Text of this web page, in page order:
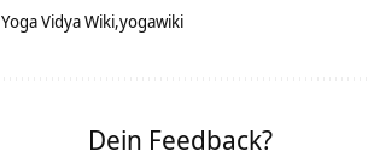
Yoga Vidya Wiki yogawiki
Dein Feedback?